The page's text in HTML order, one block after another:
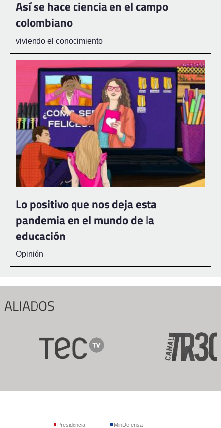
Así se hace ciencia en el campo
colombiano
viviendo el conocimiento
Lo positivo que nos deja esta
pandemia en el mundo de la
educación
Opinión
ALIADOS
Presidencia
MinDefensa